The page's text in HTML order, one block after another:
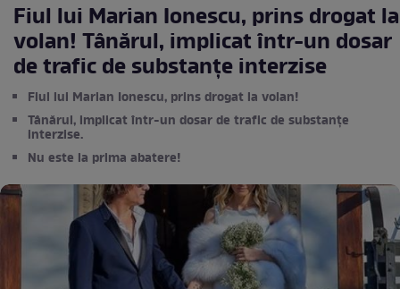
Fiul lui Marian Ionescu, prins drogat la
volan! Tânărul, implicat într-un dosar
de trafic de substanțe interzise
Fiul lui Marian Ionescu, prins drogat la volan!
Tânărul, implicat într-un dosar de trafic de substanțe
interzise.
Nu este la prima abatere!